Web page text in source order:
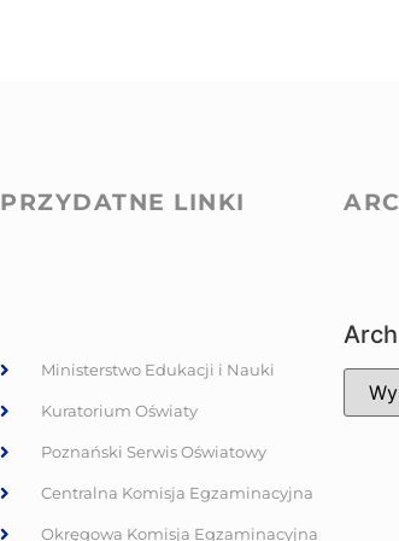
PRZYDATNE LINKI
Ministerstwo Edukacji i Nauki
Kuratorium Oświaty
Poznański Serwis Oświatowy
Centralna Komisja Egzaminacyjna
Okręgowa Komisja Egzaminacyjna